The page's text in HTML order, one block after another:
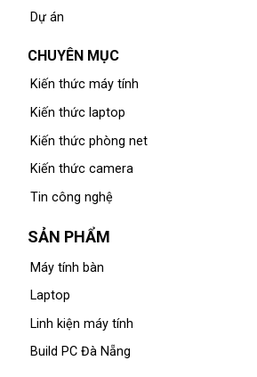
Dự án
CHUYÊN MỤC
Kiến thức máy tính
Kiến thức laptop
Kiến thức phòng net
Kiến thức camera
Tin công nghệ
SẢN PHẨM
Máy tính bàn
Laptop
Linh kiện máy tính
Build PC Đà Nẵng